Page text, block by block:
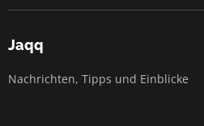
Jaqq
Nachrichten, Tipps und Einblicke